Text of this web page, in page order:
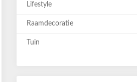
Lifestyle
Raamdecoratie
Tuin